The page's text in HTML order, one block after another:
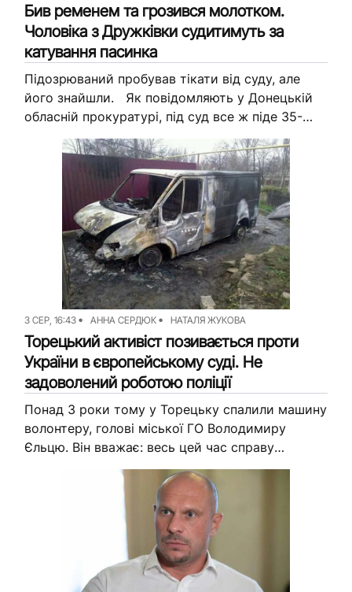
Бив ременем та грозився молотком.
Чоловіка з Дружківки судитимуть за
катування пасинка
Підозрюваний пробував тікати від суду, але
його знайшли. Як повідомляють у Донецькій
обласній прокуратурі, під суд все ж піде 35-
річний мешканець Дружківки, який знущався з
пасинка. Зараз чоловік під...
3 СЕР, 16:43 АННА СЕРДЮК НАТАЛЯ ЖУКОВА
Торецький активіст позивається проти
України в європейському суді. Не
задоволений роботою поліції
Понад 3 роки тому у Торецьку спалили машину
волонтеру, голові міської ГО Володимиру
Єльцю. Він вважає: весь цей час справу
розслідували фіктивно. А отже — порушили